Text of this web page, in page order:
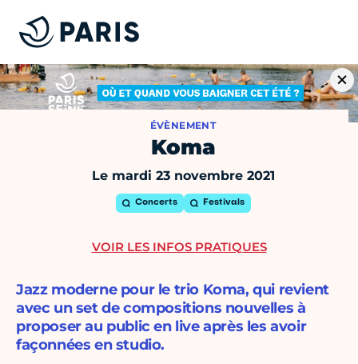
ÉVÈNEMENT
Koma
Le mardi 23 novembre 2021
Concerts Festivals
Jazz moderne pour le trio Koma, qui revient
avec un set de compositions nouvelles à
proposer au public en live après les avoir
façonnées en studio.
VOIR LES INFOS PRATIQUES